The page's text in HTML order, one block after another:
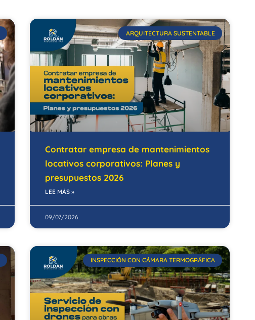
ARQUITECTURA SUSTENTABLE
Contratar empresa de mantenimientos
locativos corporativos: Planes y
presupuestos 2026
LEE MÁS »
09/07/2026
INSPECCIÓN CON CÁMARA TERMOGRÁFICA